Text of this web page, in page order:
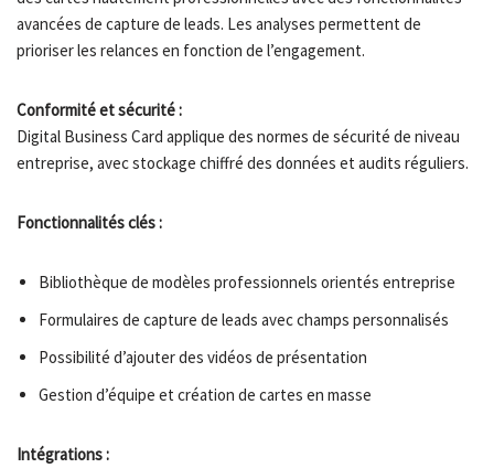
avancées de capture de leads. Les analyses permettent de
prioriser les relances en fonction de l’engagement.
Conformité et sécurité :
Digital Business Card applique des normes de sécurité de niveau
entreprise, avec stockage chiffré des données et audits réguliers.
Fonctionnalités clés :
Bibliothèque de modèles professionnels orientés entreprise
Formulaires de capture de leads avec champs personnalisés
Possibilité d’ajouter des vidéos de présentation
Gestion d’équipe et création de cartes en masse
Intégrations :